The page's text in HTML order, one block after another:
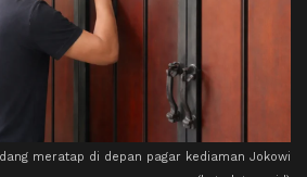
meratap di depan pagar kediaman Jokowi